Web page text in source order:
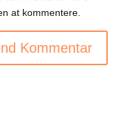
at kommentere.